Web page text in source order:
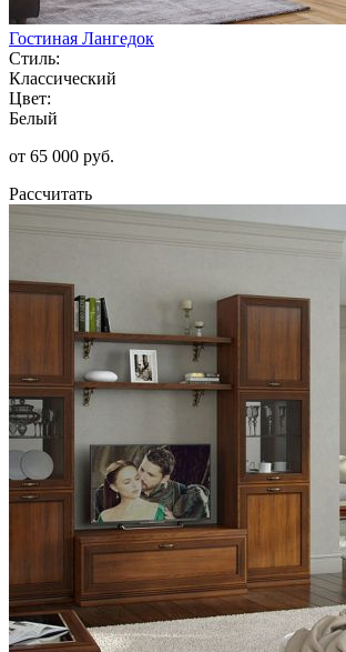
Гостиная Лангедок
Стиль:
Классический
Цвет:
Белый
от 65 000 руб.
Рассчитать